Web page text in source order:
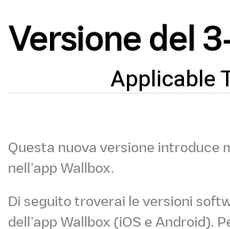
Versione del
Applicable
Questa nuova versione introduce
nell’app Wallbox.
Di seguito troverai le versioni
dell’app Wallbox (iOS e Android).